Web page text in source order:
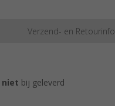
Verzend- en Retourinfo
niet bij geleverd